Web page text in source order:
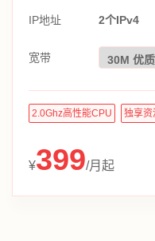
IP地址 2个IPv4
宽带
2.0Ghz高性能CPU 独享资
¥399/月起